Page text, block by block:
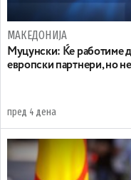
МАКЕДОНИЈА
Муцунски: Ќе работиме
европски партнери, но
пред 4 дена